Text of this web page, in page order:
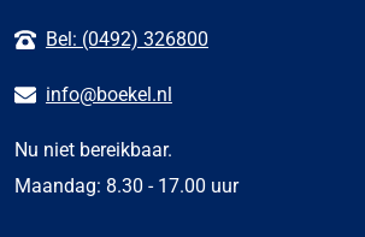
Bel: (0492) 326800
info@boekel.nl
Nu niet bereikbaar.
Maandag: 8.30 - 17.00 uur